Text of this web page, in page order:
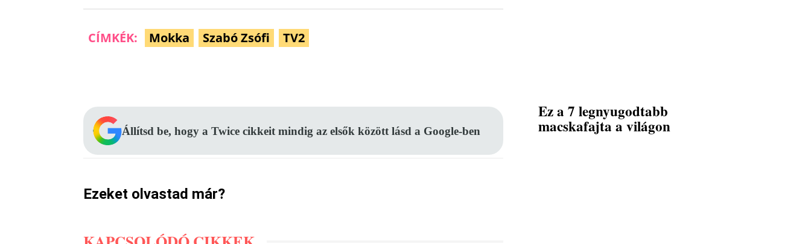
CÍMKÉK: Mokka Szabó Zsófi TV2
Állítsd be, hogy a Twice cikkeit mindig az elsők között lásd a Google-ben
Ezeket olvastad már?
Ez a 7 legnyugodtabb
macskafajta a világon